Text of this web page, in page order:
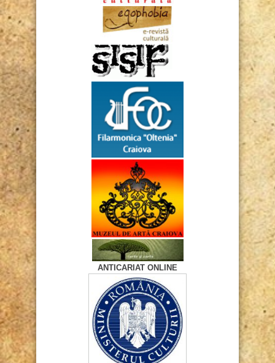
ANTICARIAT ONLINE